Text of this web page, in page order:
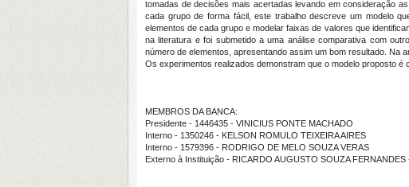
tomadas de decisões mais acertadas levando em consideração
cada grupo de forma fácil, este trabalho descreve um modelo
elementos de cada grupo e modelar faixas de valores que
na literatura e foi submetido a uma análise comparativa com
número de elementos, apresentando assim um bom resultado. Na
Os experimentos realizados demonstram que o modelo proposto
MEMBROS DA BANCA:
Presidente - 1446435 - VINICIUS PONTE MACHADO
Interno - 1350246 - KELSON ROMULO TEIXEIRA AIRES
Interno - 1579396 - RODRIGO DE MELO SOUZA VERAS
Externo à Instituição - RICARDO AUGUSTO SOUZA FERNANDES